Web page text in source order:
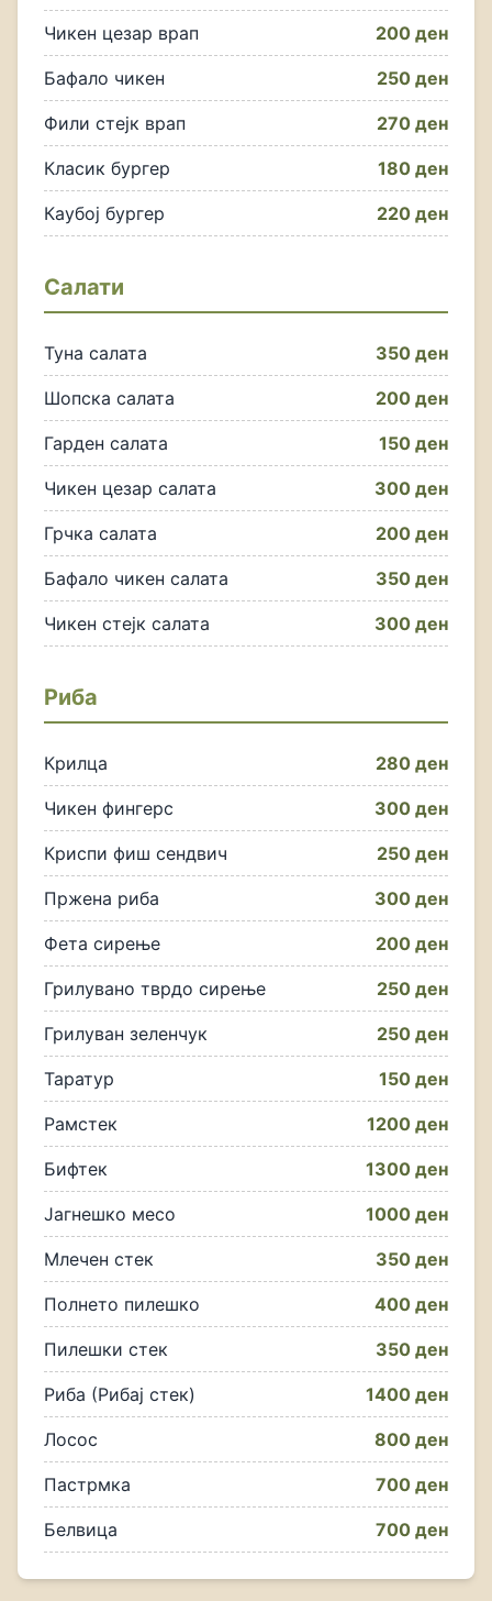
Чикен цезар врап 200 ден
Бафало чикен 250 ден
Фили стејк врап 270 ден
Класик бургер 180 ден
Каубој бургер 220 ден
Салати
Туна салата 350 ден
Шопска салата 200 ден
Гарден салата 150 ден
Чикен цезар салата 300 ден
Грчка салата 200 ден
Бафало чикен салата 350 ден
Чикен стејк салата 300 ден
Риба
Крилца 280 ден
Чикен фингерс 300 ден
Криспи фиш сендвич 250 ден
Пржена риба 300 ден
Фета сирење 200 ден
Грилувано тврдо сирење 250 ден
Грилуван зеленчук 250 ден
Таратур 150 ден
Рамстек 1200 ден
Бифтек 1300 ден
Јагнешко месо 1000 ден
Млечен стек 350 ден
Полнето пилешко 400 ден
Пилешки стек 350 ден
Риба (Рибај стек) 1400 ден
Лосос 800 ден
Пастрмка 700 ден
Белвица 700 ден